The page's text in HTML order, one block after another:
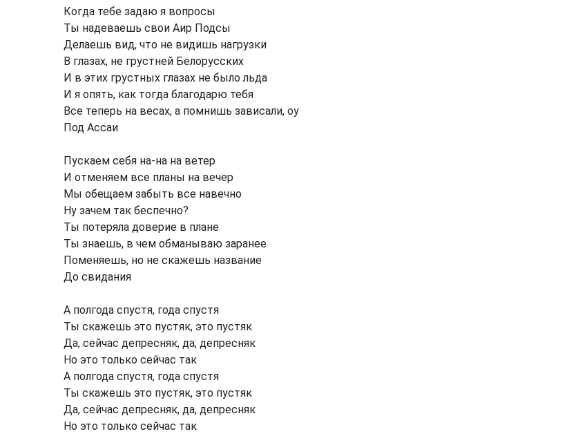
Когда тебе задаю я вопросы
Ты надеваешь свои Аир Подсы
Делаешь вид, что не видишь нагрузки
В глазах, не грустней Белорусских
И в этих грустных глазах не было льда
И я опять, как тогда благодарю тебя
Все теперь на весах, а помнишь зависали, оу
Под Ассаи
Пускаем себя на-на на ветер
И отменяем все планы на вечер
Мы обещаем забыть все навечно
Ну зачем так беспечно?
Ты потеряла доверие в плане
Ты знаешь, в чем обманываю заранее
Поменяешь, но не скажешь название
До свидания
А полгода спустя, года спустя
Ты скажешь это пустяк, это пустяк
Да, сейчас депресняк, да, депресняк
Но это только сейчас так
А полгода спустя, года спустя
Ты скажешь это пустяк, это пустяк
Да, сейчас депресняк, да, депресняк
Но это только сейчас так